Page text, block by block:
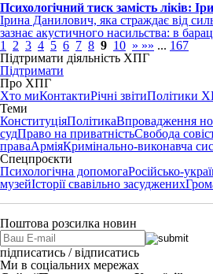
Психологічний тиск замість ліків:
Ірина Данилович, яка страждає від
зазнає акустичного насильства: в
1
2 3 4 5 6 7 8 9 10 » »» ... 167
Підтримати діяльність ХПГ
Підтримати
Про ХПГ
Хто миКонтактиРічні звітиПолітики
Теми
КонституціяПолітикаВпровадження
судПраво на приватністьСвобода
праваАрміяКримінально-виконавча
Спецпроєкти
Психологічна допомогаРосійсько-
музейІсторії свавільно засуджених
Поштова розсилка новин
підписатись / відписатись
Ми в соціальних мережах